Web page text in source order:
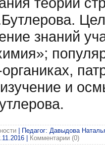
знаний
и
| Педагог: Давыдова
Комментарии (0)